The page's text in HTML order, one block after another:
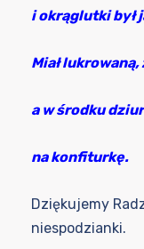
i okrąglutki był
Miał
a w środku
na konfiturkę.
Dziękujemy
niespodzianki.